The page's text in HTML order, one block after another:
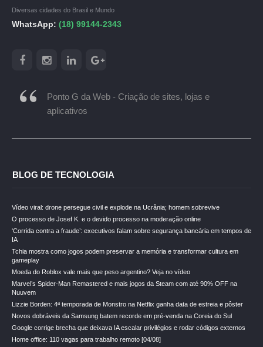
Diversas cidades do Brasil e Mundo
WhatsApp: (18) 99144-2343
Ponto G da Web - Criação de sites, lojas e
aplicativos
BLOG DE TECNOLOGIA
Vídeo viral: drone persegue civil e explode na Ucrânia; homem sobrevive
O processo de Josef K. e o devido processo na moderação online
‘Corrida contra a fraude’: executivos falam sobre segurança bancária em tempos de
IA
Tchia mostra como jogos podem preservar a memória e transformar cultura em
gameplay
Moeda do Roblox vale mais que peso argentino? Veja no vídeo
Marvel’s Spider-Man Remastered e mais jogos da Steam com até 90% OFF na
Nuuvem
Lizzie Borden: 4ª temporada de Monstro na Netflix ganha data de estreia e pôster
Novos dobráveis da Samsung batem recorde em pré-venda na Coreia do Sul
Google corrige brecha que deixava IA escalar privilégios e rodar códigos externos
Home office: 110 vagas para trabalho remoto [04/08]